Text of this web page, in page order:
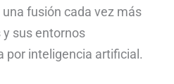
fusión cada vez más
sus entornos
por inteligencia artificial.